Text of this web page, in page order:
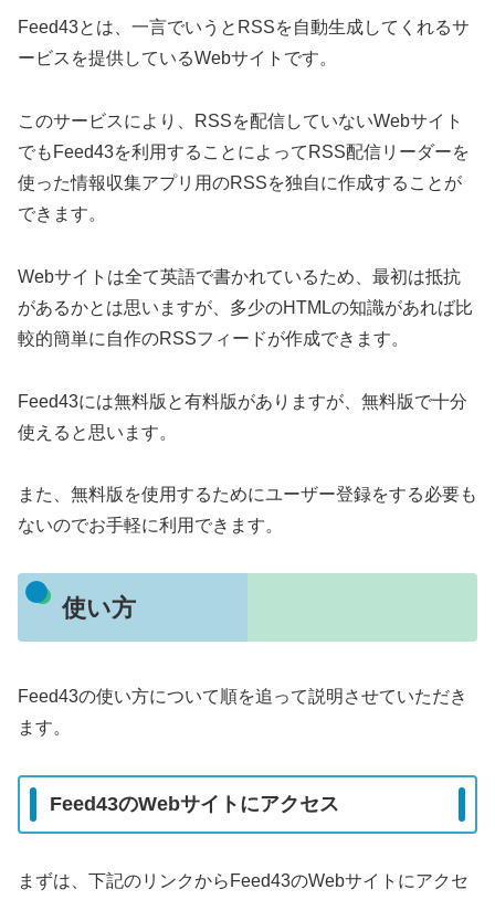
Feed43とは、一言でいうとRSSを自動生成してくれるサ
ービスを提供しているWebサイトです。
このサービスにより、RSSを配信していないWebサイト
でもFeed43を利用することによってRSS配信リーダーを
使った情報収集アプリ用のRSSを独自に作成することが
できます。
Webサイトは全て英語で書かれているため、最初は抵抗
があるかとは思いますが、多少のHTMLの知識があれば比
較的簡単に自作のRSSフィードが作成できます。
Feed43には無料版と有料版がありますが、無料版で十分
使えると思います。
また、無料版を使用するためにユーザー登録をする必要も
ないのでお手軽に利用できます。
使い方
Feed43の使い方について順を追って説明させていただき
ます。
Feed43のWebサイトにアクセス
まずは、下記のリンクからFeed43のWebサイトにアクセ